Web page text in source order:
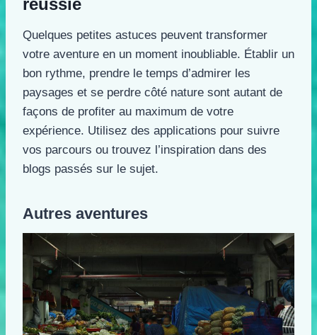
réussie
Quelques petites astuces peuvent transformer
votre aventure en un moment inoubliable. Établir un
bon rythme, prendre le temps d’admirer les
paysages et se perdre côté nature sont autant de
façons de profiter au maximum de votre
expérience. Utilisez des applications pour suivre
vos parcours ou trouvez l’inspiration dans des
blogs passés sur le sujet.
Autres aventures